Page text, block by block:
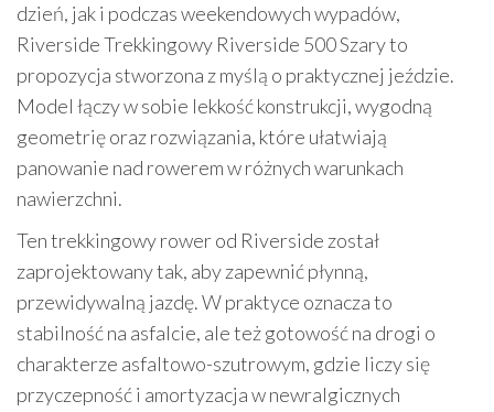
dzień, jak i podczas weekendowych wypadów,
Riverside Trekkingowy Riverside 500 Szary to
propozycja stworzona z myślą o praktycznej jeździe.
Model łączy w sobie lekkość konstrukcji, wygodną
geometrię oraz rozwiązania, które ułatwiają
panowanie nad rowerem w różnych warunkach
nawierzchni.
Ten trekkingowy rower od Riverside został
zaprojektowany tak, aby zapewnić płynną,
przewidywalną jazdę. W praktyce oznacza to
stabilność na asfalcie, ale też gotowość na drogi o
charakterze asfaltowo-szutrowym, gdzie liczy się
przyczepność i amortyzacja w newralgicznych